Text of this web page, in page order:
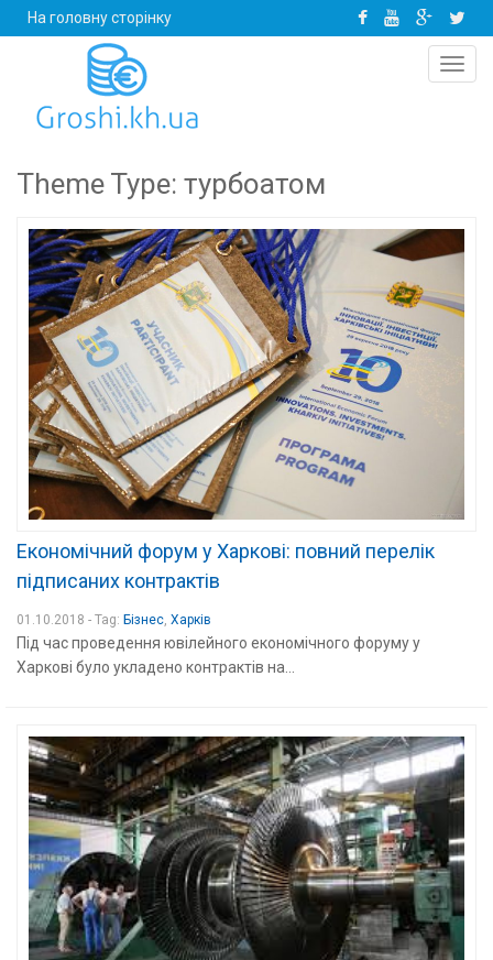
На головну сторінку
Theme Type: турбоатом
Економічний форум у Харкові: повний перелік
підписаних контрактів
01.10.2018 - Tag: Бізнес, Харків
Під час проведення ювілейного економічного форуму у
Харкові було укладено контрактів на...